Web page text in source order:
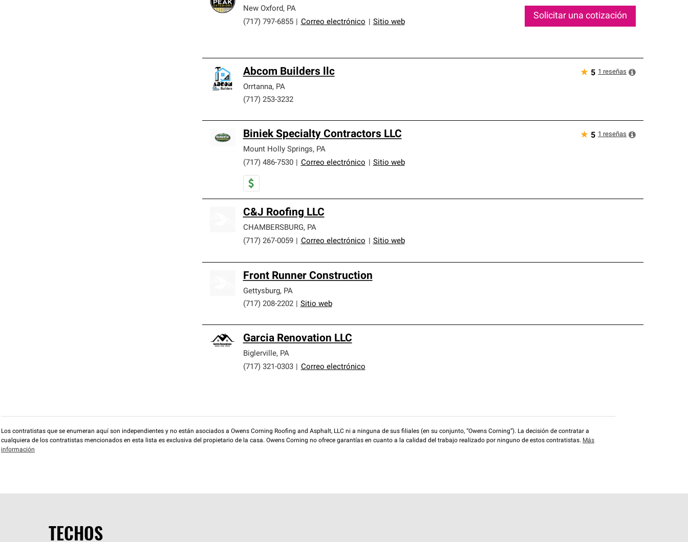
New Oxford , PA
(717) 797-6855
Correo electrónico Sitio web
Solicitar una cotización
Abcom Builders llc
Orrtanna, PA
(717) 253-3232
★ 5 1 reseñas
Biniek Specialty Contractors LLC
Mount Holly Springs, PA
(717) 486-7530
Correo electrónico Sitio web
★ 5 1 reseñas
C&J Roofing LLC
CHAMBERSBURG, PA
(717) 267-0059
Correo electrónico Sitio web
Front Runner Construction
Gettysburg, PA
(717) 208-2202
Sitio web
Garcia Renovation LLC
Biglerville, PA
(717) 321-0303
Correo electrónico
Los contratistas que se enumeran aquí son independientes y no están asociados a Owens Corning Roofing and Asphalt, LLC ni a ninguna de sus filiales (en su conjunto, “Owens Corning”). La decisión de contratar a
cualquiera de los contratistas mencionados en esta lista es exclusiva del propietario de la casa. Owens Corning no ofrece garantías en cuanto a la calidad del trabajo realizado por ninguno de estos contratistas. Más
información
TECHOS